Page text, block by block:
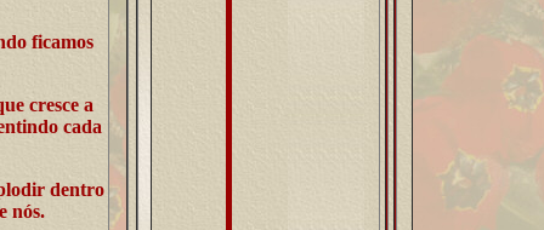
ficamos
cresce a
cada
dentro
nós.